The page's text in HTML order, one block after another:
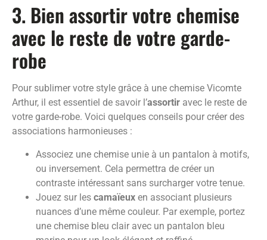
3. Bien assortir votre chemise
avec le reste de votre garde-
robe
Pour sublimer votre style grâce à une chemise Vicomte
Arthur, il est essentiel de savoir l’assortir avec le reste de
votre garde-robe. Voici quelques conseils pour créer des
associations harmonieuses :
Associez une chemise unie à un pantalon à motifs,
ou inversement. Cela permettra de créer un
contraste intéressant sans surcharger votre tenue.
Jouez sur les camaïeux en associant plusieurs
nuances d’une même couleur. Par exemple, portez
une chemise bleu clair avec un pantalon bleu